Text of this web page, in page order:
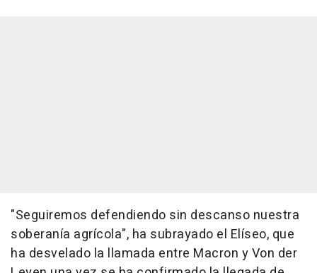
"Seguiremos defendiendo sin descanso nuestra
soberanía agrícola", ha subrayado el Elíseo, que
ha desvelado la llamada entre Macron y Von der